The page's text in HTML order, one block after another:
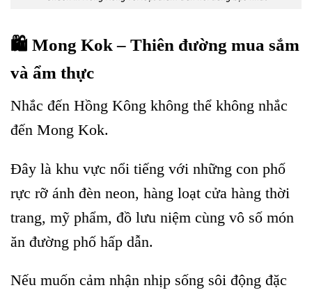
🛍️ Mong Kok – Thiên đường mua sắm
và ẩm thực
Nhắc đến Hồng Kông không thể không nhắc
đến Mong Kok.
Đây là khu vực nổi tiếng với những con phố
rực rỡ ánh đèn neon, hàng loạt cửa hàng thời
trang, mỹ phẩm, đồ lưu niệm cùng vô số món
ăn đường phố hấp dẫn.
Nếu muốn cảm nhận nhịp sống sôi động đặc